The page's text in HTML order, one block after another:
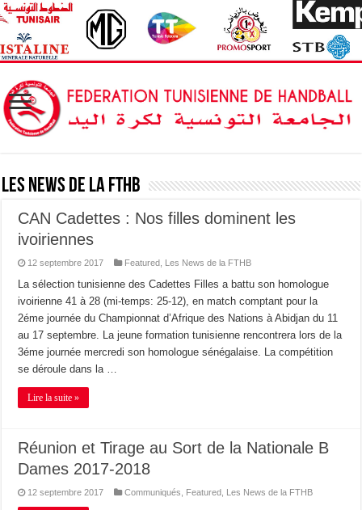
Les News de la FTHB
CAN Cadettes : Nos filles dominent les
ivoiriennes
12 septembre 2017 Featured Les News de la FTHB
La sélection tunisienne des Cadettes Filles a battu son homologue
ivoirienne 41 à 28 (mi-temps: 25-12), en match comptant pour la
2éme journée du Championnat d’Afrique des Nations à Abidjan du 11
au 17 septembre. La jeune formation tunisienne rencontrera lors de la
3éme journée mercredi son homologue sénégalaise. La compétition
se déroule dans la …
Lire la suite »
Réunion et Tirage au Sort de la Nationale B
Dames 2017-2018
12 septembre 2017 Communiqués Featured Les News de la FTHB